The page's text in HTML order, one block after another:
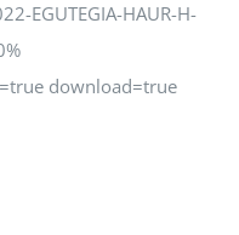
EGUTEGIA-HAUR-H-
download=true